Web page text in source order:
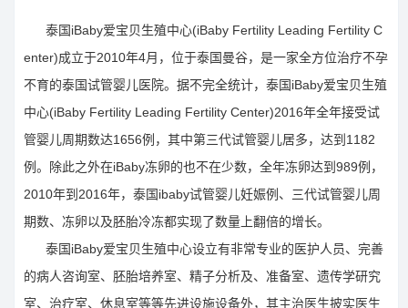
泰国iBaby爱宝贝生殖中心(iBaby Fertility Leading Fertility C
enter)成立于2010年4月，位于泰国曼谷，是一家全方位治疗不孕
不育的泰国试管婴儿医院。据不完全统计，泰国iBaby爱宝贝生殖
中心(iBaby Fertility Leading Fertility Center)2016年全年接受试
管婴儿周期数达1656例，其中第三代试管婴儿居多，达到1182
例。除此之外在iBaby冻卵的也不在少数，全年冻卵达到989例，
2010年到2016年，泰国ibaby试管婴儿妊娠例、三代试管婴儿周
期数、冻卵以及胚胎冷冻都实现了数量上翻倍的增长。
泰国iBaby爱宝贝生殖中心设立有非常专业的医护人员、完善
的病人咨询室、胚胎培养室、精子分析及、准备室、遗传学研究
室、治疗室、休息室等等先进设施设备外，其主治医生披实医生